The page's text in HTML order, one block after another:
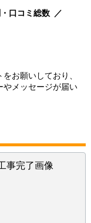
口コミ総数
お願いしており、
やメッセージが届い